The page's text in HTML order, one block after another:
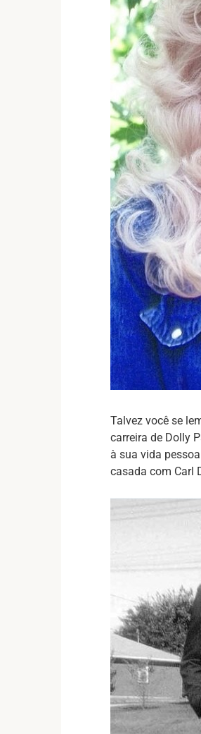
Talvez você se
carreira de Dolly
à sua vida
casada com Carl